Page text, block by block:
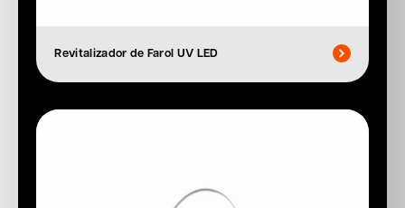
Revitalizador de Farol UV LED